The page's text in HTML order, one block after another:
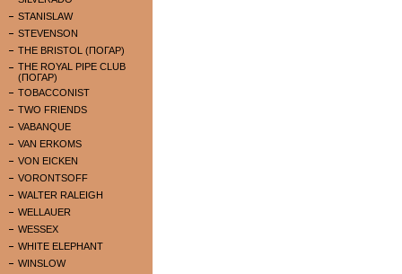
STANISLAW
STEVENSON
THE BRISTOL (ПОГАР)
THE ROYAL PIPE CLUB
(ПОГАР)
TOBACCONIST
TWO FRIENDS
VABANQUE
VAN ERKOMS
VON EICKEN
VORONTSOFF
WALTER RALEIGH
WELLAUER
WESSEX
WHITE ELEPHANT
WINSLOW